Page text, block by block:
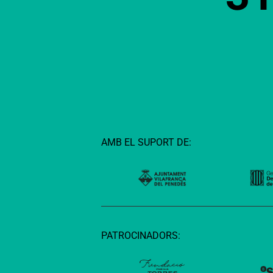
AMB EL SUPORT DE:
PATROCINADORS: